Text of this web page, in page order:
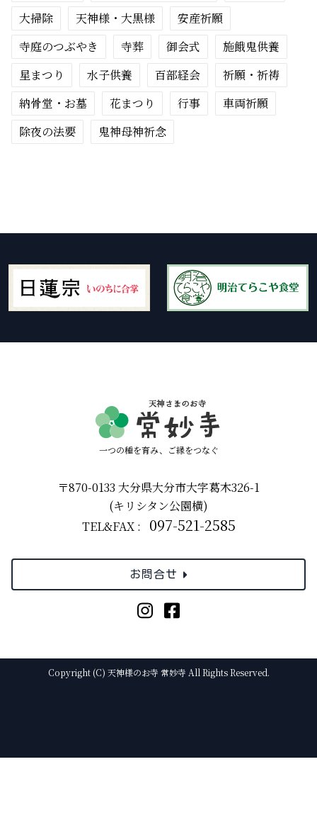
大掃除
天神様・大黒様
安産祈願
寺庭のつぶやき
寺葬 御会式
施餓鬼供養
星まつり
水子供養 百部経会
祈願・祈祷
納骨堂・お墓
花まつり 行事
車両祈願
除夜の法要
鬼神母神祈念
一つの種を育み、ご縁をつなぐ
〒870-0133 大分県大分市大字葛木326-1
(キリシタン公園横)
TEL&FAX :
097-521-2585
お問合せ
Copyright (C) 天神様のお寺 常妙寺 All Rights Reserved.